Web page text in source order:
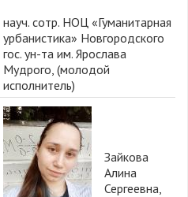
науч. сотр. НОЦ «Гуманитарная
урбанистика» Новгородского
гос. ун-та им. Ярослава
Мудрого, (молодой
исполнитель)
Зайкова
Алина
Сергеевна,